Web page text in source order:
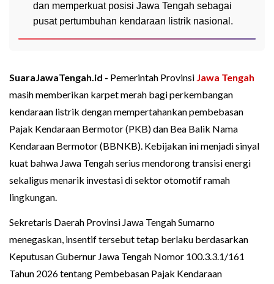
dan memperkuat posisi Jawa Tengah sebagai
pusat pertumbuhan kendaraan listrik nasional.
SuaraJawaTengah.id - Pemerintah Provinsi Jawa Tengah
masih memberikan karpet merah bagi perkembangan
kendaraan listrik dengan mempertahankan pembebasan
Pajak Kendaraan Bermotor (PKB) dan Bea Balik Nama
Kendaraan Bermotor (BBNKB). Kebijakan ini menjadi sinyal
kuat bahwa Jawa Tengah serius mendorong transisi energi
sekaligus menarik investasi di sektor otomotif ramah
lingkungan.
Sekretaris Daerah Provinsi Jawa Tengah Sumarno
menegaskan, insentif tersebut tetap berlaku berdasarkan
Keputusan Gubernur Jawa Tengah Nomor 100.3.3.1/161
Tahun 2026 tentang Pembebasan Pajak Kendaraan